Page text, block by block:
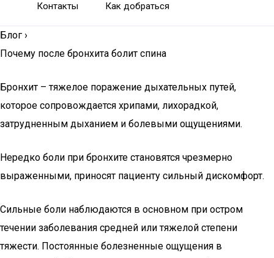
Контакты Как добраться
Блог ›
Почему после бронхита болит спина
Бронхит – тяжелое поражение дыхательных путей,
которое сопровождается хрипами, лихорадкой,
затрудненным дыханием и болевыми ощущениями.
Нередко боли при бронхите становятся чрезмерно
выраженными, приносят пациенту сильный дискомфорт.
Сильные боли наблюдаются в основном при остром
течении заболевания средней или тяжелой степени
тяжести. Постоянные болезненные ощущения в